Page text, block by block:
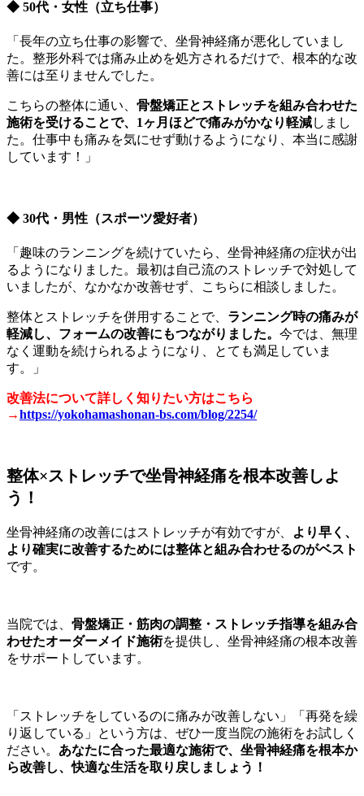
◆ 50代・女性（立ち仕事）
「長年の立ち仕事の影響で、坐骨神経痛が悪化していまし
た。整形外科では痛み止めを処方されるだけで、根本的な改
善には至りませんでした。
こちらの整体に通い、 骨盤矯正とストレッチを組み合わせた
施術を受けることで、1ヶ月ほどで痛みがかなり軽減しまし
た。仕事中も痛みを気にせず動けるようになり、本当に感謝
しています！」
◆ 30代・男性（スポーツ愛好者）
「趣味のランニングを続けていたら、坐骨神経痛の症状が出
るようになりました。最初は自己流のストレッチで対処して
いましたが、なかなか改善せず、こちらに相談しました。
整体とストレッチを併用することで、 ランニング時の痛みが
軽減し、フォームの改善にもつながりました。 今では、無理
なく運動を続けられるようになり、とても満足していま
す。」
改善法について詳しく知りたい方はこちら
→https://yokohamashonan-bs.com/blog/2254/
整体×ストレッチで坐骨神経痛を根本改善しよ
う！
坐骨神経痛の改善にはストレッチが有効ですが、
より早く、
より確実に改善するためには整体と組み合わせるのがベスト
です。
当院では、 骨盤矯正・筋肉の調整・ストレッチ指導を組み合
わせたオーダーメイド施術を提供し、坐骨神経痛の根本改善
をサポートしています。
「ストレッチをしているのに痛みが改善しない」「再発を繰
り返している」という方は、ぜひ一度当院の施術をお試しく
ださい。 あなたに合った最適な施術で、坐骨神経痛を根本か
ら改善し、快適な生活を取り戻しましょう！